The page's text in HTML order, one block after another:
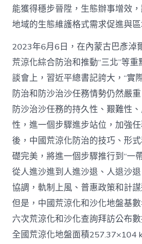
能獲得穩步晉陞，生態辦事增效
地域的生態維護格式需求促進與
2023年6月6日，在內蒙古巴彥淖
荒涼化綜合防治和推動“三北”等
談會上，習近平總書記誇大，“實
防治和防沙治沙任務情勢仍然嚴
防沙治沙任務的持久性、艱難性
性，進一個步驟進步站位，加強
後，中國荒涼化防治的技巧、形
礎完美，將進一個步驟推行到“一
從人進沙進到人進沙退、人退沙
協調，軌制上風、普惠政策和計
但是，中國荒涼化和沙化地盤基
六次荒涼化和沙化查詢拜訪公布
全國荒涼化地盤面積257.37×104